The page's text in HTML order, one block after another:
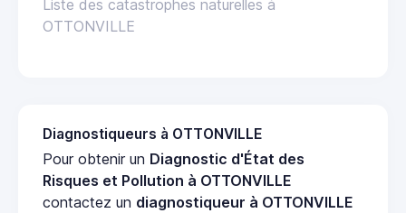
Liste des catastrophes naturelles à
OTTONVILLE
Diagnostiqueurs à OTTONVILLE
Pour obtenir un Diagnostic d'État des
Risques et Pollution à OTTONVILLE
contactez un diagnostiqueur à OTTONVILLE